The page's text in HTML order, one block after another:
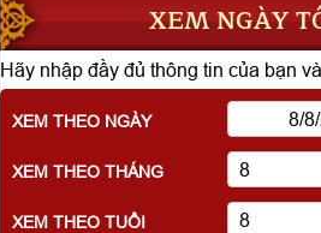
XEM NGÀY
Hãy nhập đầy đủ thông tin của bạn
XEM THEO NGÀY
XEM THEO THÁNG
XEM THEO TUỔI